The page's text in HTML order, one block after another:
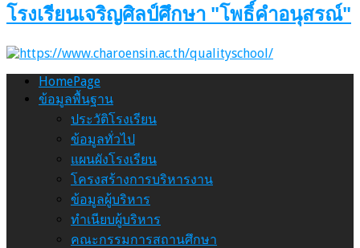
โรงเรียนเจริญศิลป์ศึกษา "โพธิ์คำอนุสรณ์"
HomePage
ข้อมูลพื้นฐาน
ประวัติโรงเรียน
ข้อมูลทั่วไป
แผนผังโรงเรียน
โครงสร้างการบริหารงาน
ข้อมูลผู้บริหาร
ทำเนียบผู้บริหาร
คณะกรรมการสถานศึกษา